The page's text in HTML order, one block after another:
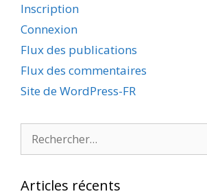
Inscription
Connexion
Flux des publications
Flux des commentaires
Site de WordPress-FR
Rechercher :
Articles récents